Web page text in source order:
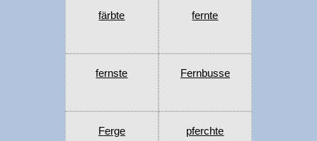
färbte fernte
fernste Fernbusse
Ferge pferchte